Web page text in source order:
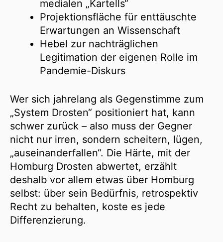
medialen „Kartells“
Projektionsfläche für enttäuschte
Erwartungen an Wissenschaft
Hebel zur nachträglichen
Legitimation der eigenen Rolle im
Pandemie-Diskurs
Wer sich jahrelang als Gegenstimme zum
„System Drosten“ positioniert hat, kann
schwer zurück – also muss der Gegner
nicht nur irren, sondern scheitern, lügen,
„auseinanderfallen“. Die Härte, mit der
Homburg Drosten abwertet, erzählt
deshalb vor allem etwas über Homburg
selbst: über sein Bedürfnis, retrospektiv
Recht zu behalten, koste es jede
Differenzierung. ​